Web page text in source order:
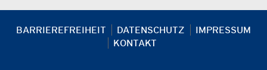
BARRIEREFREIHEIT DATENSCHUTZ
IMPRESSUM
KONTAKT